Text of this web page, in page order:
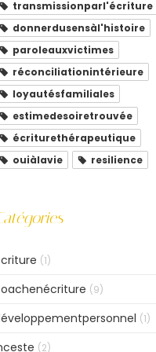
transmissionparl'écriture
donnerdusensàl'histoire
paroleauxvictimes
réconciliationintérieure
loyautésfamiliales
estimedesoiretrouvée
écriturethérapeutique
ouiàlavie
resilience
(1)
(9)
(1)
(2)